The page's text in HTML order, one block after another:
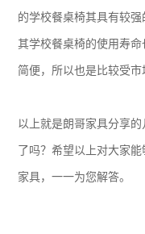
的学校餐桌椅其具有较
其学校餐桌椅的使用寿
简便，所以也是比较受市
以上就是朗哥家具分享
了吗？希望以上对大家
家具，一一为您解答。